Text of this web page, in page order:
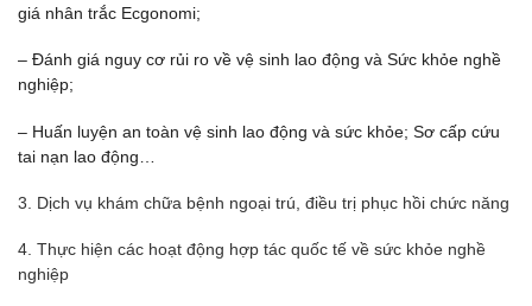
giá nhân trắc Ecgonomi;
– Đánh giá nguy cơ rủi ro về vệ sinh lao động và Sức khỏe nghề
nghiệp;
– Huấn luyện an toàn vệ sinh lao động và sức khỏe; Sơ cấp cứu
tai nạn lao động…
3. Dịch vụ khám chữa bệnh ngoại trú, điều trị phục hồi chức năng
4. Thực hiện các hoạt động hợp tác quốc tế về sức khỏe nghề
nghiệp